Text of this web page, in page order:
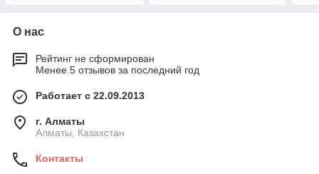
О нас
Рейтинг не сформирован
Менее 5 отзывов за последний год
Работает с 22.09.2013
г. Алматы
Алматы, Казахстан
Контакты